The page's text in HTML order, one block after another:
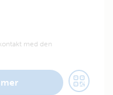
med den